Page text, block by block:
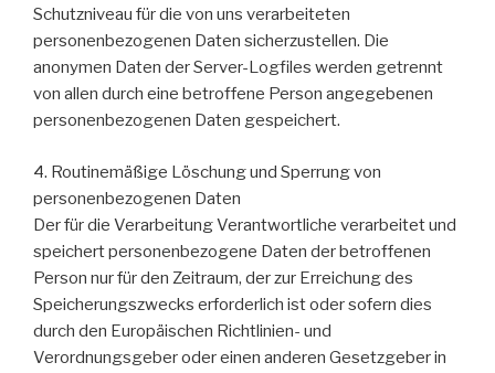
Schutzniveau für die von uns verarbeiteten
personenbezogenen Daten sicherzustellen. Die
anonymen Daten der Server-Logfiles werden getrennt
von allen durch eine betroffene Person angegebenen
personenbezogenen Daten gespeichert.
4. Routinemäßige Löschung und Sperrung von
personenbezogenen Daten
Der für die Verarbeitung Verantwortliche verarbeitet und
speichert personenbezogene Daten der betroffenen
Person nur für den Zeitraum, der zur Erreichung des
Speicherungszwecks erforderlich ist oder sofern dies
durch den Europäischen Richtlinien- und
Verordnungsgeber oder einen anderen Gesetzgeber in